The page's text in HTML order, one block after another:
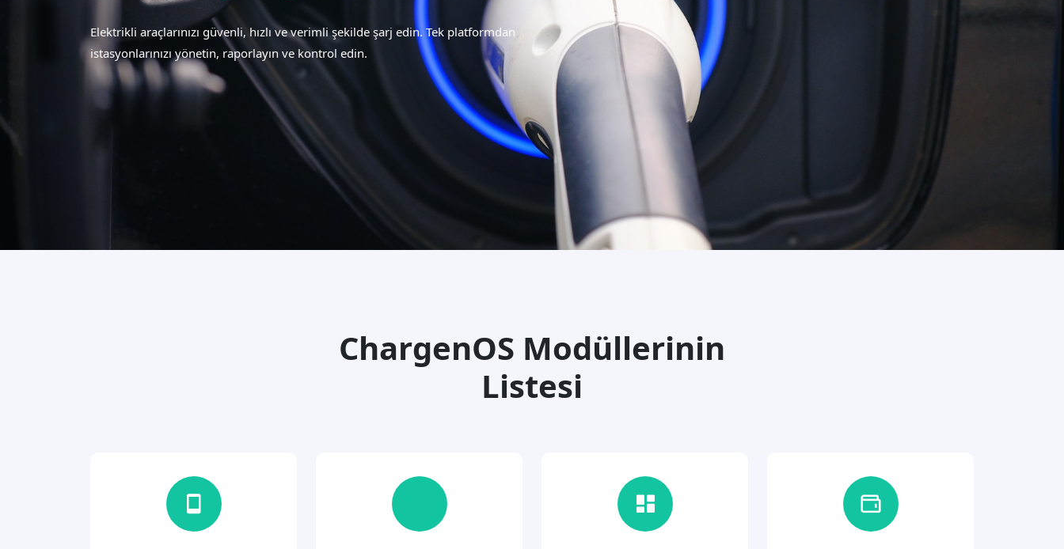
Elektrikli araçlarınızı güvenli, hızlı ve verimli şekilde şarj edin. Tek platformdan
istasyonlarınızı yönetin, raporlayın ve kontrol edin.
ChargenOS Modüllerinin
Listesi